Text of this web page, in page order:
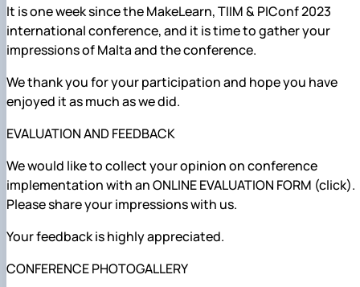
Іноземні мови
Працевлаштування
Їдальні та буфети
Студентські квитки
Центр вивчення мов
Психологічна підтримка
Інклюзивне середовище
Рада молодих вчених
Наукові школи
Стартап школа НУБіП України
Методичні рекомендації, пам'ятки
Форми документів
Патентно-ліцензійна діяльність
ЦКНО «Агропромисловий комплекс, лісове і
садово-паркове господарство, ветеринарна
медицина»
Біоетична комісія
Наукові видання
Досліднику та автору
Наукові журнали НУБіП України
Наукові журнали НУБіП України (English)
заходів
проведення НТЗ
Результати науково-технічних заходів
Монографії
Наука для бізнесу
«SEB-2024»
«SEB-2025»
Наглядова рада
Рада роботодавців
Благодійний фонд «Голосіївська ініціатива
Історія університету
Видатні випускники та працівники
Звіт ректора
Почесні доктори і професори НУБіП України
Пресслужба
Вибори ректора
ініціатива – 2025»
Доступ до публічної інформації
Державні закупівлі
Офіційна символіка
Уповноважена особа з питань запобігання
виявлення корупції
уповноваженого НУБіП України
Нормативно-правові акти НУБіП України
Інформаційні ресурси НАЗК
Методичні роз’яснення НАЗК
Антикорупційні заходи
Гендерна радниця
Контактна інформація
It is one week since the MakeLearn, TIIM & PIConf 2023
international conference, and it is time to gather your
impressions of Malta and the conference.
We thank you for your participation and hope you have
enjoyed it as much as we did.
EVALUATION AND FEEDBACK
We would like to collect your opinion on conference
implementation with an ONLINE EVALUATION FORM (click).
Please share your impressions with us.
Your feedback is highly appreciated.
CONFERENCE PHOTOGALLERY